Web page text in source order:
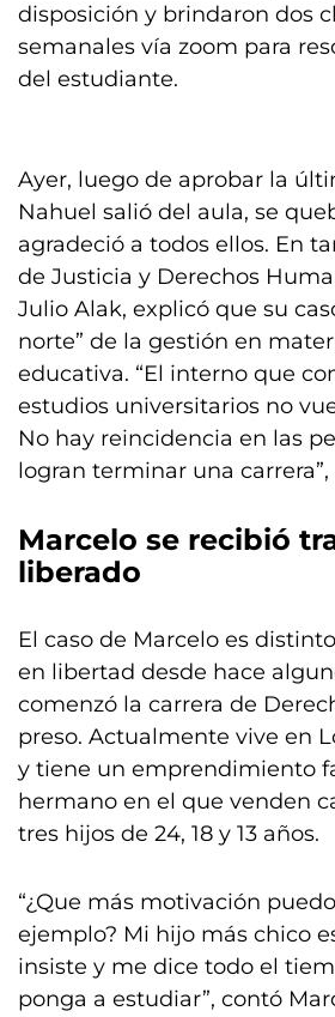
disposición y brindaron dos
semanales vía zoom para
del estudiante.
Ayer, luego de aprobar la
Nahuel salió del aula, se
agradeció a todos ellos. En
de Justicia y Derechos
Julio Alak, explicó que su
norte” de la gestión en
educativa. “El interno que
estudios universitarios no
No hay reincidencia en las
logran terminar una
Marcelo se recibió
liberado
El caso de Marcelo es
en libertad desde hace
comenzó la carrera de
preso. Actualmente vive en
y tiene un emprendimiento
hermano en el que venden
tres hijos de 24, 18 y 13 años.
“¿Que más motivación
ejemplo? Mi hijo más chico
insiste y me dice todo el
ponga a estudiar”, contó